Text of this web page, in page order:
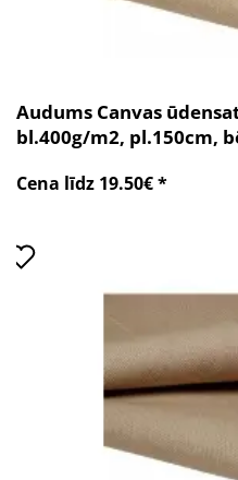
Audums Canvas
bl.400g/m2, pl.150cm,
Cena līdz 19.50€ *